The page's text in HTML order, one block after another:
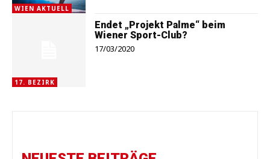
WIEN AKTUELL
17. BEZIRK
Endet „Projekt Palme“ beim
Wiener Sport-Club?
17/03/2020